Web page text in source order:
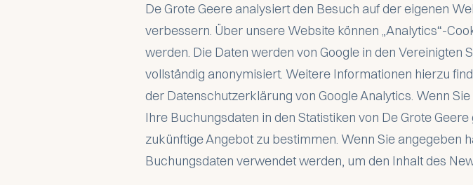
De Grote Geere analysiert den Besuch auf der eigenen
verbessern. Über unsere Website können „Analytics“-
werden. Die Daten werden von Google in den
vollständig anonymisiert. Weitere Informationen hierzu
der Datenschutzerklärung von Google Analytics. Wenn
Ihre Buchungsdaten in den Statistiken von De Grote
zukünftige Angebot zu bestimmen. Wenn Sie angegeben
Buchungsdaten verwendet werden, um den Inhalt des